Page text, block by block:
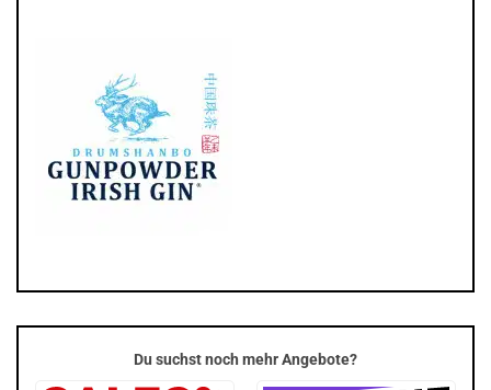
Du suchst noch mehr Angebote?